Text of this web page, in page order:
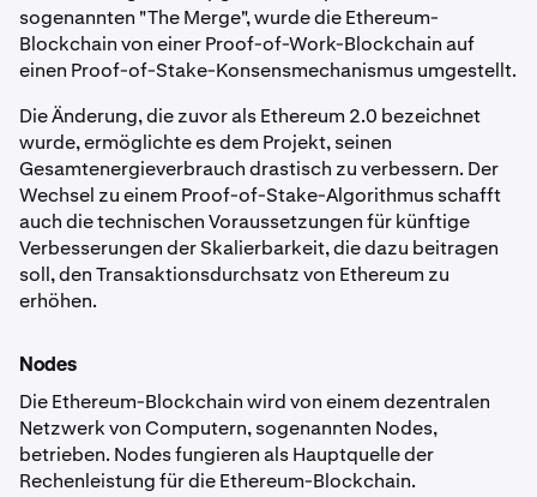
sogenannten "The Merge", wurde die Ethereum-
Blockchain von einer Proof-of-Work-Blockchain auf
einen Proof-of-Stake-Konsensmechanismus umgestellt.
Die Änderung, die zuvor als Ethereum 2.0 bezeichnet
wurde, ermöglichte es dem Projekt, seinen
Gesamtenergieverbrauch drastisch zu verbessern. Der
Wechsel zu einem Proof-of-Stake-Algorithmus schafft
auch die technischen Voraussetzungen für künftige
Verbesserungen der Skalierbarkeit, die dazu beitragen
soll, den Transaktionsdurchsatz von Ethereum zu
erhöhen.
Nodes
Die Ethereum-Blockchain wird von einem dezentralen
Netzwerk von Computern, sogenannten Nodes,
betrieben. Nodes fungieren als Hauptquelle der
Rechenleistung für die Ethereum-Blockchain.